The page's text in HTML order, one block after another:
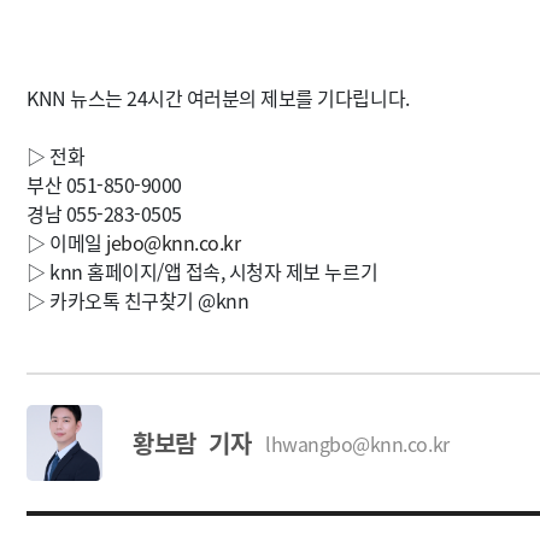
KNN 뉴스는 24시간 여러분의 제보를 기다립니다.
▷ 전화
부산 051-850-9000
경남 055-283-0505
▷ 이메일 jebo@knn.co.kr
▷ knn 홈페이지/앱 접속, 시청자 제보 누르기
▷ 카카오톡 친구찾기 @knn
황보람 기자 lhwangbo@knn.co.kr